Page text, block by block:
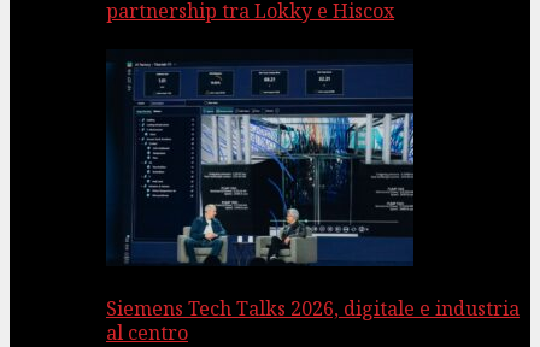
partnership tra Lokky e Hiscox
Siemens Tech Talks 2026, digitale e industria
al centro